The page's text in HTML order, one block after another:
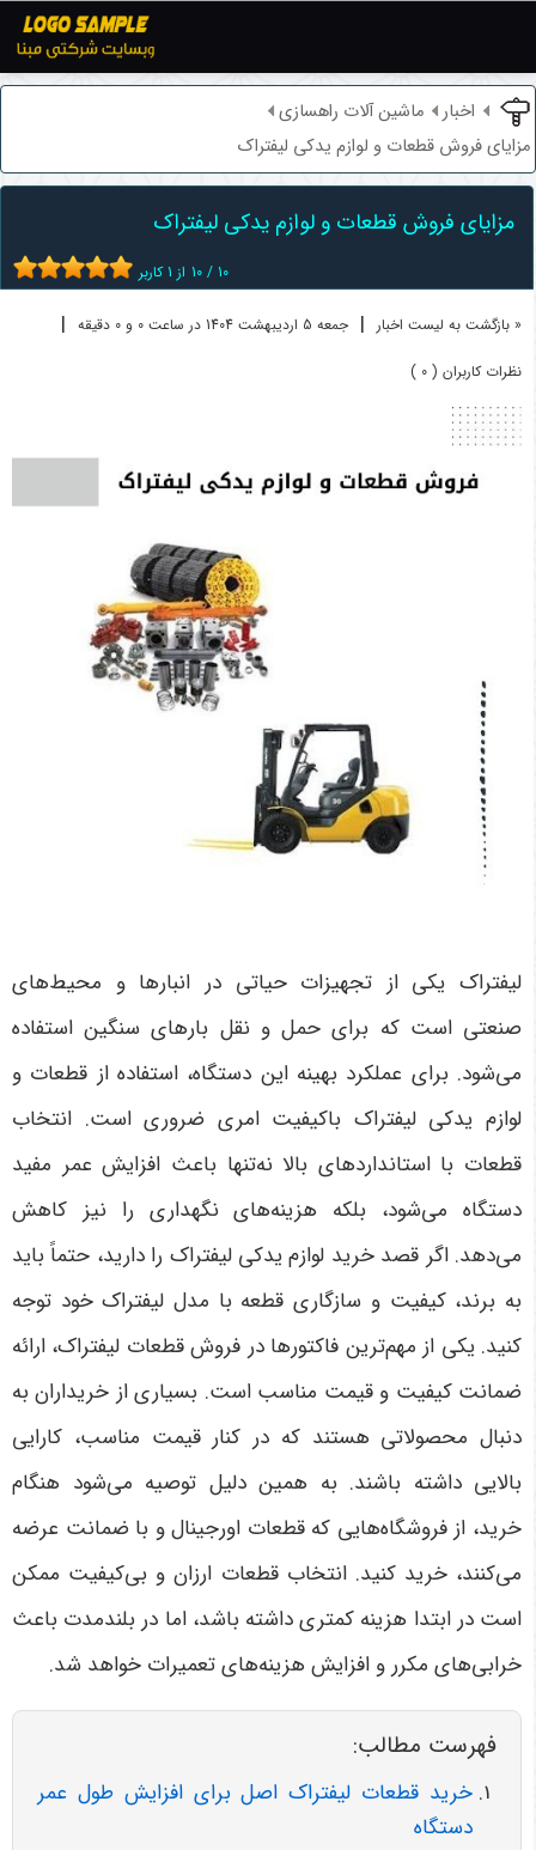
اخبار
ماشین آلات راهسازی
مزایای فروش قطعات و لوازم یدکی لیفتراک
مزایای فروش قطعات و لوازم یدکی لیفتراک
10 / 10 از 1کاربر
« بازگشت به لیست اخبار | جمعه 5 ارديبهشت 1404 در ساعت 0 و 0 دقیقه |
نظرات کاربران ( 0 )
لیفتراک یکی از تجهیزات حیاتی در انبارها و محیط‌های
صنعتی است که برای حمل و نقل بارهای سنگین استفاده
می‌شود. برای عملکرد بهینه این دستگاه، استفاده از قطعات و
لوازم یدکی لیفتراک باکیفیت امری ضروری است. انتخاب
قطعات با استانداردهای بالا نه‌تنها باعث افزایش عمر مفید
دستگاه می‌شود، بلکه هزینه‌های نگهداری را نیز کاهش
می‌دهد. اگر قصد خرید لوازم یدکی لیفتراک را دارید، حتماً باید
به برند، کیفیت و سازگاری قطعه با مدل لیفتراک خود توجه
کنید. یکی از مهم‌ترین فاکتورها در فروش قطعات لیفتراک، ارائه
ضمانت کیفیت و قیمت مناسب است. بسیاری از خریداران به
دنبال محصولاتی هستند که در کنار قیمت مناسب، کارایی
بالایی داشته باشند. به همین دلیل توصیه می‌شود هنگام
خرید، از فروشگاه‌هایی که قطعات اورجینال و با ضمانت عرضه
می‌کنند، خرید کنید. انتخاب قطعات ارزان و بی‌کیفیت ممکن
است در ابتدا هزینه کمتری داشته باشد، اما در بلندمدت باعث
خرابی‌های مکرر و افزایش هزینه‌های تعمیرات خواهد شد.
فهرست مطالب:
خرید قطعات لیفتراک اصل برای افزایش طول عمر
دستگاه